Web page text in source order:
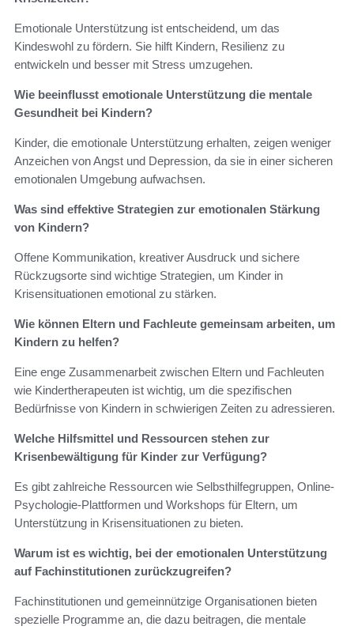
Emotionale Unterstützung ist entscheidend, um das
Kindeswohl zu fördern. Sie hilft Kindern, Resilienz zu
entwickeln und besser mit Stress umzugehen.
Wie beeinflusst emotionale Unterstützung die mentale
Gesundheit bei Kindern?
Kinder, die emotionale Unterstützung erhalten, zeigen weniger
Anzeichen von Angst und Depression, da sie in einer sicheren
emotionalen Umgebung aufwachsen.
Was sind effektive Strategien zur emotionalen Stärkung
von Kindern?
Offene Kommunikation, kreativer Ausdruck und sichere
Rückzugsorte sind wichtige Strategien, um Kinder in
Krisensituationen emotional zu stärken.
Wie können Eltern und Fachleute gemeinsam arbeiten, um
Kindern zu helfen?
Eine enge Zusammenarbeit zwischen Eltern und Fachleuten
wie Kindertherapeuten ist wichtig, um die spezifischen
Bedürfnisse von Kindern in schwierigen Zeiten zu adressieren.
Welche Hilfsmittel und Ressourcen stehen zur
Krisenbewältigung für Kinder zur Verfügung?
Es gibt zahlreiche Ressourcen wie Selbsthilfegruppen, Online-
Psychologie-Plattformen und Workshops für Eltern, um
Unterstützung in Krisensituationen zu bieten.
Warum ist es wichtig, bei der emotionalen Unterstützung
auf Fachinstitutionen zurückzugreifen?
Fachinstitutionen und gemeinnützige Organisationen bieten
spezielle Programme an, die dazu beitragen, die mentale